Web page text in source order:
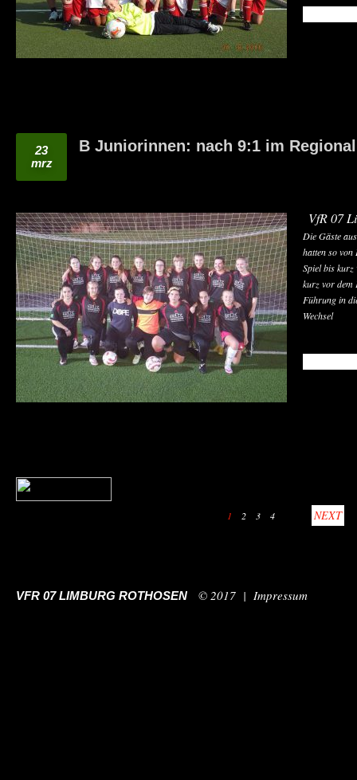
23
mrz
B Juniorinnen: nach 9:1 im
VfR 07
Die Gäste
hatten so von
Spiel bis kurz
kurz vor dem
Führung in
Wechsel
1 2 3 4 NEXT
VFR 07 LIMBURG ROTHOSEN © 2017 | Impressum